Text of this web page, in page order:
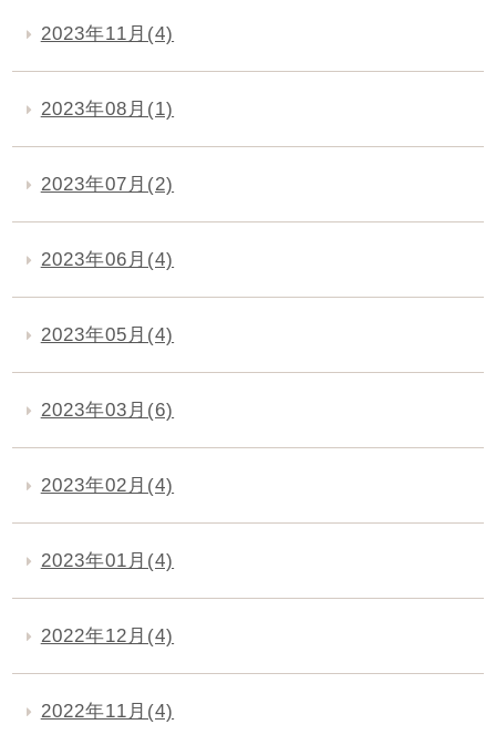
2023年11月(4)
2023年08月(1)
2023年07月(2)
2023年06月(4)
2023年05月(4)
2023年03月(6)
2023年02月(4)
2023年01月(4)
2022年12月(4)
2022年11月(4)